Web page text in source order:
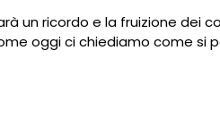
un ricordo e la fruizione dei
oggi ci chiediamo come si